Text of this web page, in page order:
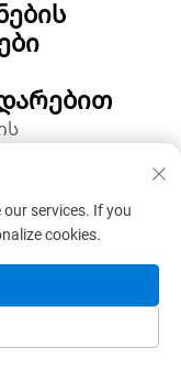
ჯაჭვის
გარდა
services. If you
cookies.